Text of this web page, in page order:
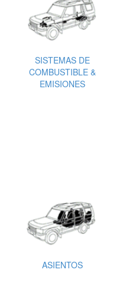
SISTEMAS DE
COMBUSTIBLE &
EMISIONES
ASIENTOS